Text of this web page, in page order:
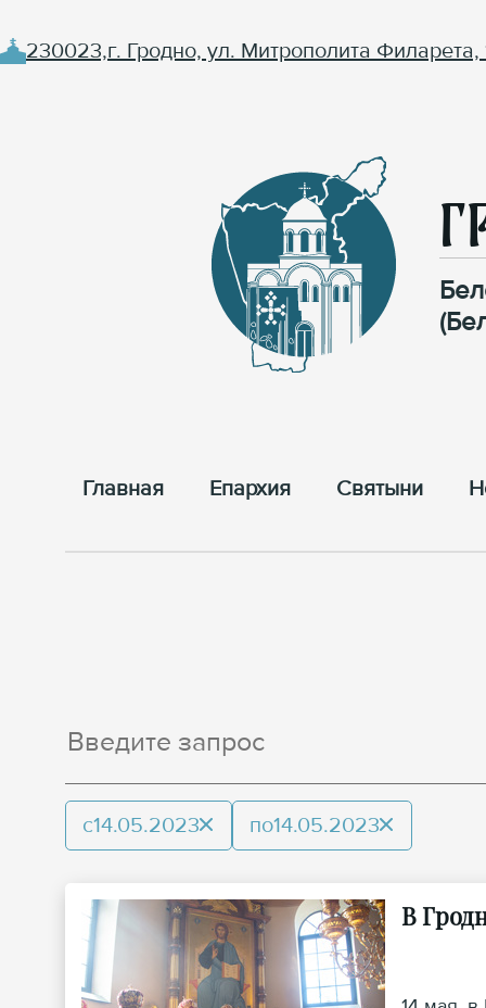
230023,г. Гродно, ул. Митрополита Филарета,
Главная Епархия Cвятыни
с14.05.2023 по14.05.2023
В